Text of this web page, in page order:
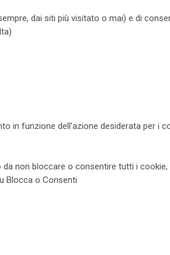
dai siti più visitato o mai) e di
in funzione dell'azione desiderata per i
non bloccare o consentire tutti i cookie,
Blocca o Consenti